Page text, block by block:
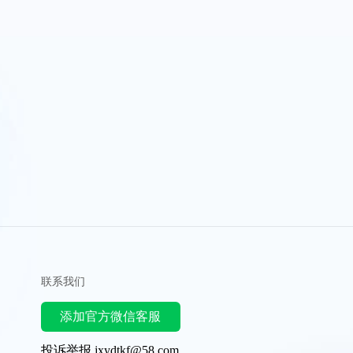
联系我们
添加官方微信客服
投诉举报 jxydtkf@58.com